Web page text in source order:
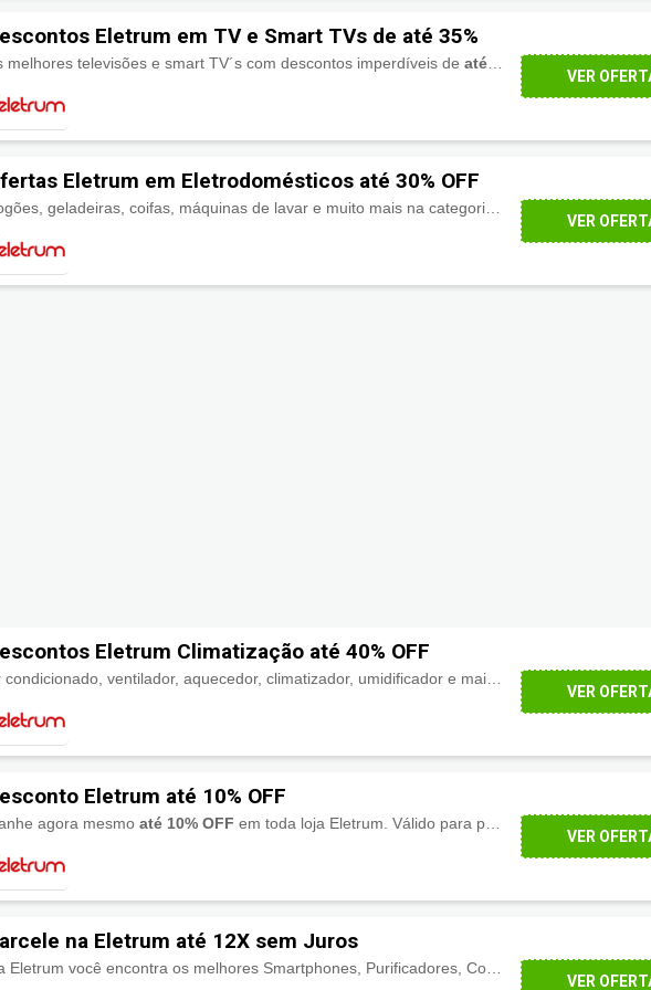
Eletrum em TV e Smart TVs de até 35%
melhores televisões e smart TV´s com descontos imperdíveis deaté 35% de desconto
VER
Eletrum em Eletrodomésticos até 30% OFF
VER
Eletrum Climatização até 40% OFF
VER
Eletrum até 10% OFF
agora mesmoaté 10% OFF em toda loja Eletrum. Válido para pagamento à vista no boleto. Aproveite!
VER
na Eletrum até 12X sem Juros
VER